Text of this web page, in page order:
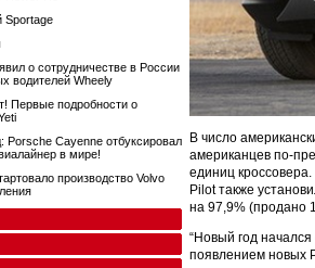
В число
американцев по-
единиц
Pilotтакже
на 97,9% (продано
“Новый год
появлением новых
Sportage
о сотрудничестве в России
водителей Wheely
Первые подробности о
Porsche Cayenne отбуксировал
в мире!
производство Volvo